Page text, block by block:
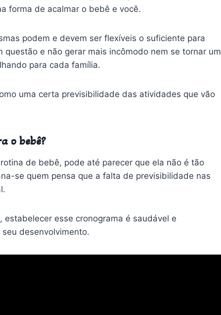
forma de acalmar o bebê e você.
podem e devem ser flexíveis o suficiente para
e não gerar mais incômodo nem se tornar um
para cada família.
uma certa previsibilidade das atividades que vão
o bebê?
de bebê, pode até parecer que ela não é tão
se quem pensa que a falta de previsibilidade nas
esse cronograma é saudável e
desenvolvimento.